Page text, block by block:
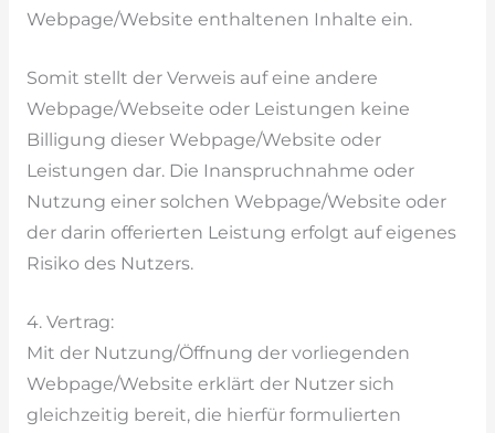
Webpage/Website enthaltenen Inhalte ein.
Somit stellt der Verweis auf eine andere
Webpage/Webseite oder Leistungen keine
Billigung dieser Webpage/Website oder
Leistungen dar. Die Inanspruchnahme oder
Nutzung einer solchen Webpage/Website oder
der darin offerierten Leistung erfolgt auf eigenes
Risiko des Nutzers.
4. Vertrag:
Mit der Nutzung/Öffnung der vorliegenden
Webpage/Website erklärt der Nutzer sich
gleichzeitig bereit, die hierfür formulierten